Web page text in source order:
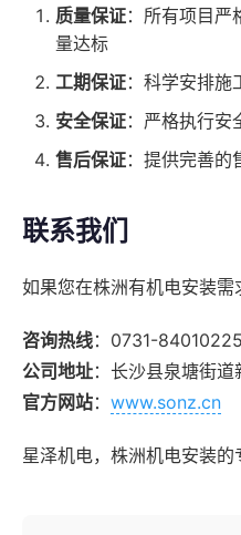
质量保证：所有项目严
量达标
工期保证：科学安排施
安全保证：严格执行安
售后保证：提供完善的
联系我们
如果您在株洲有机电安装需
咨询热线：0731-84010225
公司地址：长沙县泉塘街
官方网站： www.sonz.cn
星泽机电，株洲机电安装的